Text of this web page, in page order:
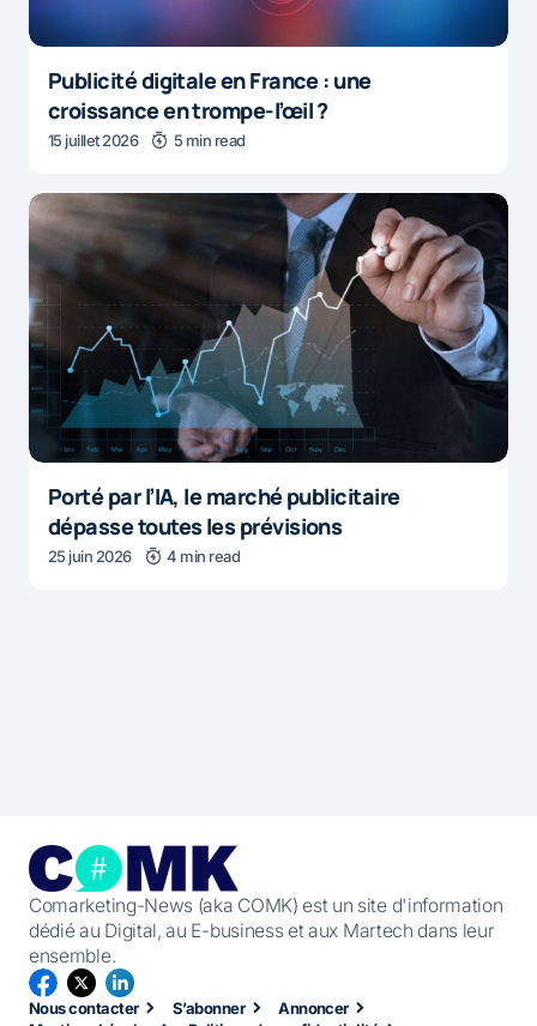
Publicité digitale en France : une
croissance en trompe-l’œil ?
15 juillet 2026 5 min read
Porté par l’IA, le marché publicitaire
dépasse toutes les prévisions
25 juin 2026 4 min read
Comarketing-News (aka COMK) est un site d'information
dédié au Digital, au E-business et aux Martech dans leur
ensemble.
Nous contacter S’abonner
Annoncer